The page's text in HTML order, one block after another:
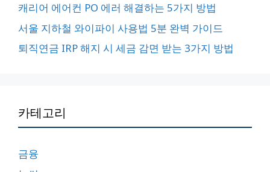
캐리어 에어컨 PO 에러 해결하는 5가지 방법
서울 지하철 와이파이 사용법 5분 완벽 가이드
퇴직연금 IRP 해지 시 세금 감면 받는 3가지 방법
카테고리
금융